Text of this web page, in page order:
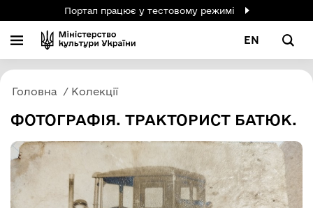
Портал працює у тестовому режимі
EN
Головна Колекції
ФОТОГРАФІЯ. ТРАКТОРИСТ БАТЮК.